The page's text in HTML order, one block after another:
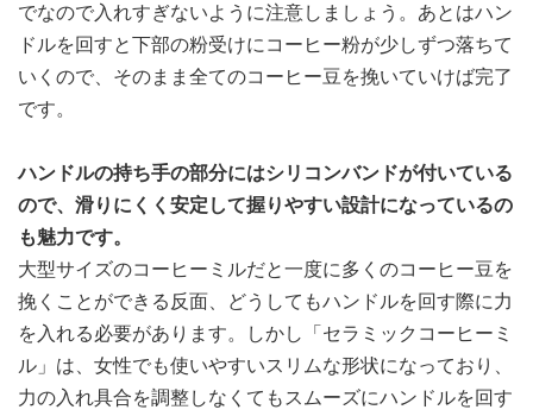
でなので入れすぎないように注意しましょう。あとはハン
ドルを回すと下部の粉受けにコーヒー粉が少しずつ落ちて
いくので、そのまま全てのコーヒー豆を挽いていけば完了
です。
ハンドルの持ち手の部分にはシリコンバンドが付いている
ので、滑りにくく安定して握りやすい設計になっているの
も魅力です。
大型サイズのコーヒーミルだと一度に多くのコーヒー豆を
挽くことができる反面、どうしてもハンドルを回す際に力
を入れる必要があります。しかし「セラミックコーヒーミ
ル」は、女性でも使いやすいスリムな形状になっており、
力の入れ具合を調整しなくてもスムーズにハンドルを回す